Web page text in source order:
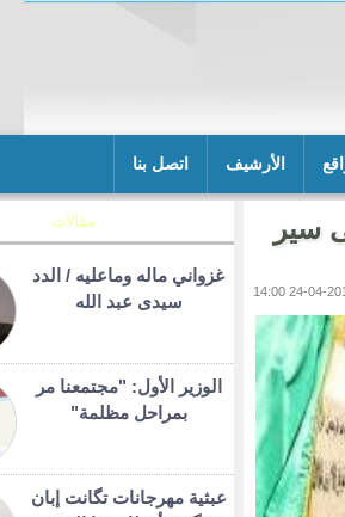
الأرشيف اتصل بنا
سير
مقالات
غزواني ماله وماعليه / الدد
سيدى عبد الله
الوزير الأول: "مجتمعنا مر
بمراحل مظلمة"
عبثية مهرجانات تگانت إبان